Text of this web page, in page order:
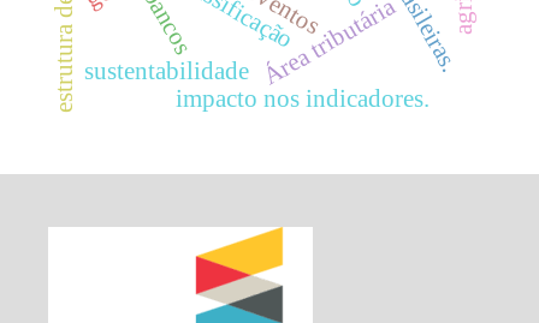
Área tributária
bancos
impacto nos indicadores.
sustentabilidade